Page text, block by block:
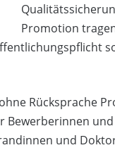
Promotion
Rücksprache
und